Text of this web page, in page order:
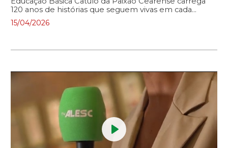
120 anos de histórias que seguem vivas em cada
corredor. Entre lembranças de quem ensinou, de
quem aprendeu e de quem nunca foi embora de
15/04/2026
Play